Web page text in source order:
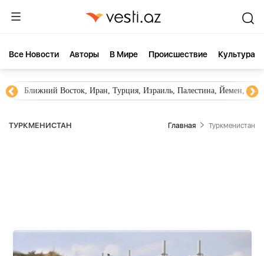
Все Новости Aвторы В Мире Происшествие Культура
Новости Азербайджана Южный Кавказ, Грузия,
ТУРКМЕНИСТАН Главная Туркменистан